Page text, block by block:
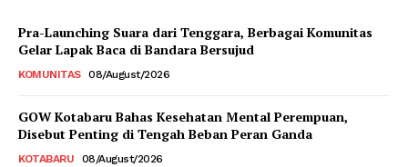
Pra-Launching Suara dari Tenggara, Berbagai Komunitas
Gelar Lapak Baca di Bandara Bersujud
KOMUNITAS 08/August/2026
GOW Kotabaru Bahas Kesehatan Mental Perempuan,
Disebut Penting di Tengah Beban Peran Ganda
KOTABARU 08/August/2026